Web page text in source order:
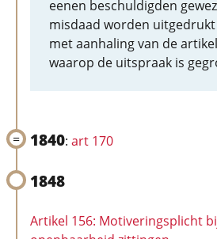
eenen beschuldigden
misdaad worden
met aanhaling van de
waarop de uitspraak is
1840: art 170
1848
Artikel 156: Motiveringsplicht